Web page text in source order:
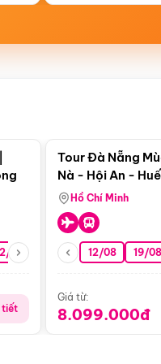
08 26/08 05/09 09/09
tiết
Tour Đà Nẵng
Nà - Hội An -
Động Thiên
Hồ Chí Minh
12/08 19/08
Giá từ:
8.099.000đ